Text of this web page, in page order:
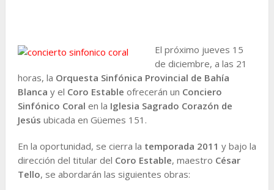
El próximo jueves 15
de diciembre, a las 21
horas, la Orquesta Sinfónica Provincial de Bahía
Blanca y el Coro Estable ofrecerán un Conciero
Sinfónico Coral en la Iglesia Sagrado Corazón de
Jesús ubicada en Güemes 151.
En la oportunidad, se cierra la temporada 2011 y bajo la
dirección del titular del Coro Estable, maestro César
Tello, se abordarán las siguientes obras: